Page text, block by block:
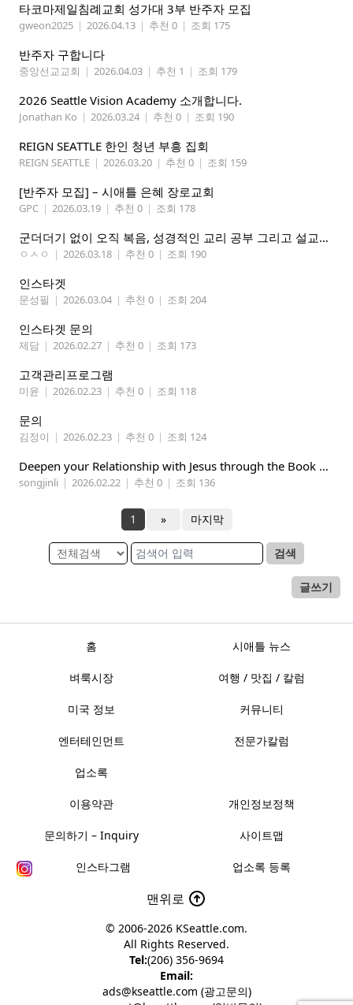
타코마제일침례교회 성가대 3부 반주자 모집
gweon2025 | 2026.04.13 | 추천 0 | 조회 175
반주자 구합니다
중앙선교교회 | 2026.04.03 | 추천 1 | 조회 179
2026 Seattle Vision Academy 소개합니다.
Jonathan Ko | 2026.03.24 | 추천 0 | 조회 190
REIGN SEATTLE 한인 청년 부흥 집회
REIGN SEATTLE | 2026.03.20 | 추천 0 | 조회 159
[반주자 모집] – 시애틀 은혜 장로교회
GPC | 2026.03.19 | 추천 0 | 조회 178
군더더기 없이 오직 복음, 성경적인 교리 공부 그리고 설교하는 교회 추천합니다
ㅇㅅㅇ | 2026.03.18 | 추천 0 | 조회 190
인스타겟
문성필 | 2026.03.04 | 추천 0 | 조회 204
인스타겟 문의
제담 | 2026.02.27 | 추천 0 | 조회 173
고객관리프로그램
미윤 | 2026.02.23 | 추천 0 | 조회 118
문의
김정이 | 2026.02.23 | 추천 0 | 조회 124
Deepen your Relationship with Jesus through the Book of Mormon
songjinli | 2026.02.22 | 추천 0 | 조회 136
1 » 마지막
검색
글쓰기
홈 시애틀 뉴스
벼룩시장 여행 / 맛집 / 칼럼
미국 정보 커뮤니티
엔터테인먼트 전문가칼럼
업소록
이용약관 개인정보정책
문의하기 – Inquiry 사이트맵
인스타그램 업소록 등록
맨위로
© 2006-2026 KSeattle.com.
All Rights Reserved.
Tel:(206) 356-9694
Email:
ads@kseattle.com (광고문의)